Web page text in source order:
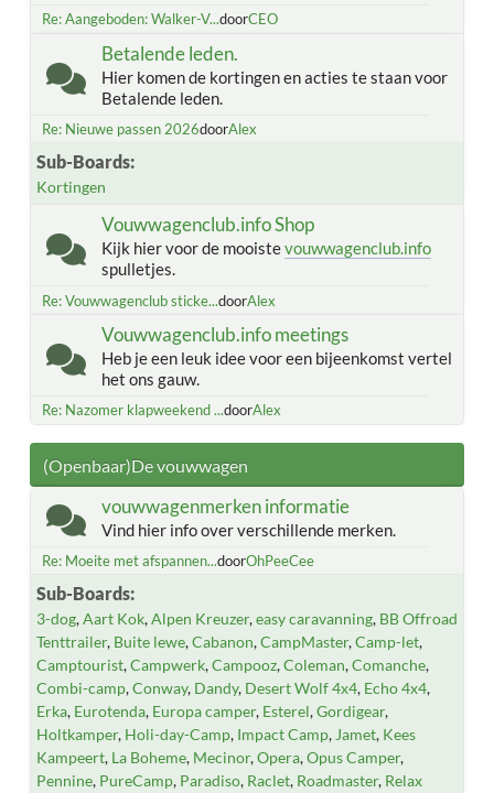
Re: Aangeboden: Walker-V...doorCEO
Betalende leden.
Hier komen de kortingen en acties te staan voor
Betalende leden.
Re: Nieuwe passen 2026doorAlex
Sub-Boards
Kortingen
Vouwwagenclub.info Shop
Kijk hier voor de mooistevouwwagenclub.info
spulletjes.
Re: Vouwwagenclub sticke...doorAlex
Vouwwagenclub.info meetings
Heb je een leuk idee voor een bijeenkomst vertel
het ons gauw.
Re: Nazomer klapweekend ...doorAlex
(Openbaar)De vouwwagen
vouwwagenmerken informatie
Vind hier info over verschillende merken.
Re: Moeite met afspannen...doorOhPeeCee
Sub-Boards
3-dog Aart Kok Alpen Kreuzer easy caravanning BB Offroad
Tenttrailer Buite lewe Cabanon CampMaster Camp-let
Camptourist Campwerk Campooz Coleman Comanche
Combi-camp Conway Dandy Desert Wolf 4x4 Echo 4x4
Erka Eurotenda Europa camper Esterel Gordigear
Holtkamper Holi-day-Camp Impact Camp Jamet Kees
Kampeert La Boheme Mecinor Opera Opus Camper
Pennine PureCamp Paradiso Raclet Roadmaster Relax